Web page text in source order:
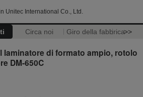
Unitec International Co., Ltd.
Circa noi Giro della fabbrica>>
laminatore di formato ampio, rotolo
DM-650C